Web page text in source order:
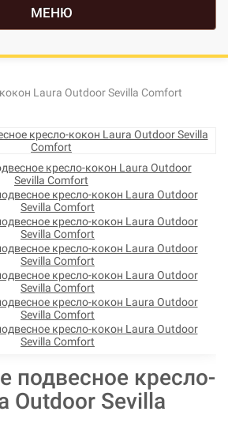
МЕНЮ
Laura Outdoor Sevilla Comfort
подвесное кресло-
Outdoor Sevilla